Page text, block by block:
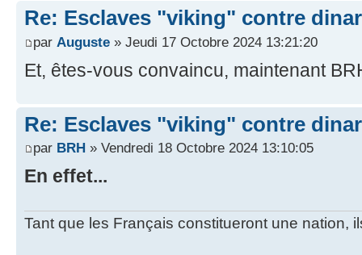
Re: Esclaves "viking" contre
par Auguste » Jeudi 17 Octobre 2024 13:21:20
Et, êtes-vous convaincu, maintenant
Re: Esclaves "viking" contre
par BRH » Vendredi 18 Octobre 2024 13:10:05
En effet...
Tant que les Français constitueront une nation,